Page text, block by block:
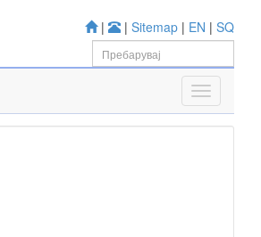
| | Sitemap | EN | SQ